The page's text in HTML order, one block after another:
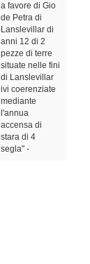
a favore di Gio
de Petra di
Lanslevillar di
anni 12 di 2
pezze di terre
situate nelle fini
di Lanslevillar
ivi coerenziate
mediante
l'annua
accensa di
stara di 4
segla" -